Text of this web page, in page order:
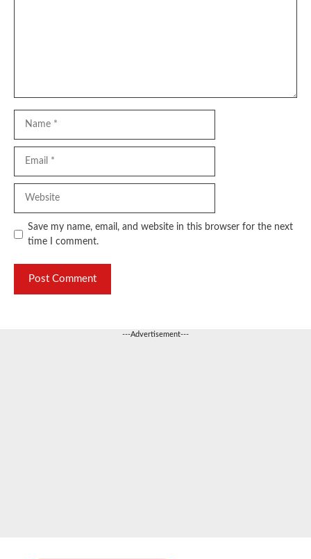
Save my name, email, and website in this browser for the next
time I comment.
---Advertisement---